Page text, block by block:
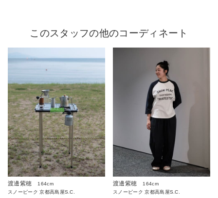
このスタッフの他のコーディネート
渡邊紫穂
164cm
スノーピーク 京都高島屋S.C.
渡邊紫穂
164cm
スノーピーク 京都高島屋S.C.